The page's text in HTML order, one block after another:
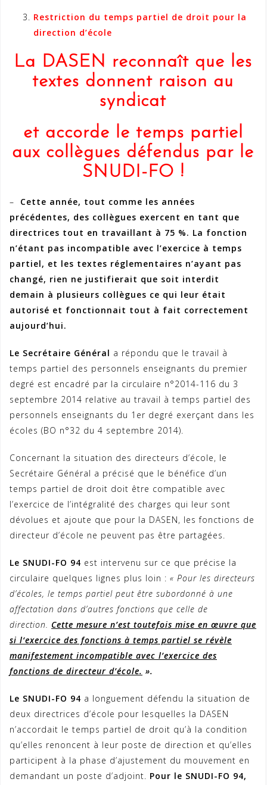
Restriction du temps partiel de droit pour la
direction d’école
La DASEN reconnaît que les
textes donnent raison au
syndicat
et accorde le temps partiel
aux collègues défendus par le
SNUDI-FO !
– Cette année, tout comme les années
précédentes, des collègues exercent en tant que
directrices tout en travaillant à 75 %. La fonction
n’étant pas incompatible avec l’exercice à temps
partiel, et les textes réglementaires n’ayant pas
changé, rien ne justifierait que soit interdit
demain à plusieurs collègues ce qui leur était
autorisé et fonctionnait tout à fait correctement
aujourd’hui.
Le Secrétaire Général a répondu que le travail à
temps partiel des personnels enseignants du premier
degré est encadré par la circulaire n°2014-116 du 3
septembre 2014 relative au travail à temps partiel des
personnels enseignants du 1er degré exerçant dans les
écoles (BO n°32 du 4 septembre 2014).
Concernant la situation des directeurs d’école, le
Secrétaire Général a précisé que le bénéfice d’un
temps partiel de droit doit être compatible avec
l’exercice de l’intégralité des charges qui leur sont
dévolues et ajoute que pour la DASEN, les fonctions de
directeur d’école ne peuvent pas être partagées.
Le SNUDI-FO 94 est intervenu sur ce que précise la
circulaire quelques lignes plus loin : « Pour les directeurs
d’écoles, le temps partiel peut être subordonné à une
affectation dans d’autres fonctions que celle de
direction. Cette mesure n’est toutefois mise en œuvre que
si l‘exercice des fonctions à temps partiel se révèle
manifestement incompatible avec l’exercice des
fonctions de directeur d’école. ».
Le SNUDI-FO 94 a longuement défendu la situation de
deux directrices d’école pour lesquelles la DASEN
n’accordait le temps partiel de droit qu’à la condition
qu’elles renoncent à leur poste de direction et qu’elles
participent à la phase d’ajustement du mouvement en
demandant un poste d’adjoint. Pour le SNUDI-FO 94,